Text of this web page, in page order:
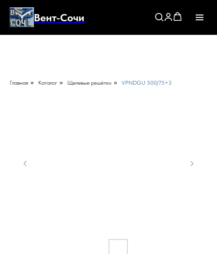
Вент-Сочи
Главная » Каталог » Щелевые решётки » VPNDGU 500/75×3